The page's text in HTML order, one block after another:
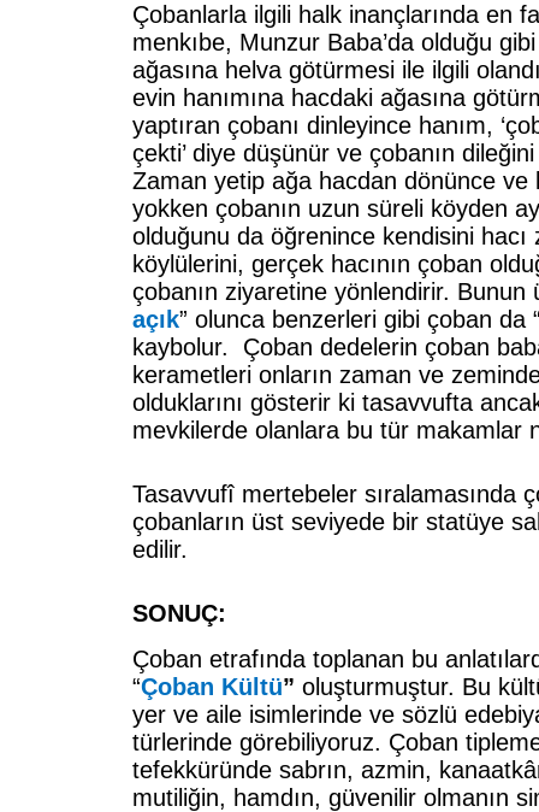
Çobanlarla ilgili halk inançlarında en
menkıbe, Munzur Baba’da olduğu
ağasına helva götürmesi ile ilgili
evin hanımına hacdaki ağasına
yaptıran çobanı dinleyince hanım,
çekti’ diye düşünür ve çobanın
Zaman yetip ağa hacdan dönünce ve
yokken çobanın uzun süreli köyden
olduğunu da öğrenince kendisini hacı
köylülerini, gerçek hacının çoban
çobanın ziyaretine yönlendirir. Bunun
açık” olunca benzerleri gibi çoban da
kaybolur. Çoban dedelerin çoban
kerametleri onların zaman ve
olduklarını gösterir ki tasavvufta
mevkilerde olanlara bu tür makamlar
Tasavvufî mertebeler sıralamasında
çobanların üst seviyede bir statüye
edilir.
SONUÇ:
Çoban etrafında toplanan bu
“Çoban Kültü” oluşturmuştur. Bu
yer ve aile isimlerinde ve sözlü
türlerinde görebiliyoruz. Çoban
tefekküründe sabrın, azmin,
mutiliğin, hamdın, güvenilir olmanın